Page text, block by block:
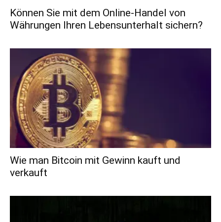
Können Sie mit dem Online-Handel von
Währungen Ihren Lebensunterhalt sichern?
Wie man Bitcoin mit Gewinn kauft und
verkauft